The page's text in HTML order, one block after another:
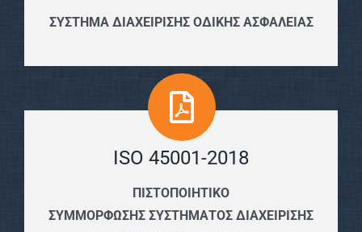
ΣΥΣΤΗΜΑ ΔΙΑΧΕΙΡΙΣΗΣ ΟΔΙΚΗΣ ΑΣΦΑΛΕΙΑΣ
ISO 45001-2018
ΠΙΣΤΟΠΟΙΗΤΙΚΟ
ΣΥΜΜΟΡΦΩΣΗΣ ΣΥΣΤΗΜΑΤΟΣ ΔΙΑΧΕΙΡΙΣΗΣ